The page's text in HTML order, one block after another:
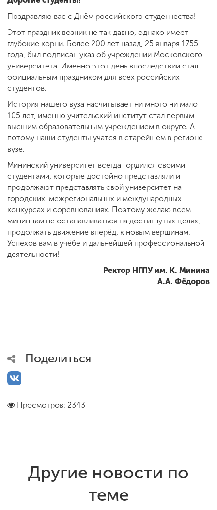
ENG
+7 (831) 262-26-20
Поздравляю вас с Днём российского студенчества!
Этот праздник возник не так давно, однако имеет
глубокие корни. Более 200 лет назад, 25 января 1755
года, был подписан указ об учреждении Московского
университета. Именно этот день впоследствии стал
официальным праздником для всех российских
студентов.
История нашего вуза насчитывает ни много ни мало
105 лет, именно учительский институт стал первым
высшим образовательным учреждением в округе. А
потому наши студенты учатся в старейшем в регионе
вузе.
Мининский университет всегда гордился своими
студентами, которые достойно представляли и
продолжают представлять свой университет на
городских, межрегиональных и международных
конкурсах и соревнованиях. Поэтому желаю всем
мининцам не останавливаться на достигнутых целях,
продолжать движение вперёд, к новым вершинам.
Успехов вам в учёбе и дальнейшей профессиональной
деятельности!
Ректор НГПУ им. К. Минина
А.А. Фёдоров
Поделиться
Просмотров: 2343
Другие новости по
теме